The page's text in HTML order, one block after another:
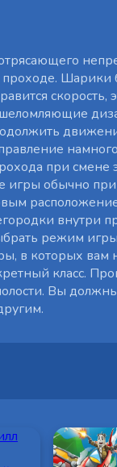
Шарики
скорость,
при смене
обычно
внутри
режим
в которых вам
класс.
Вы